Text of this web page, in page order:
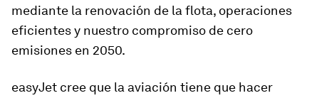
mediante la renovación de la flota, operaciones
eficientes y nuestro compromiso de cero
emisiones en 2050.
easyJet cree que la aviación tiene que hacer